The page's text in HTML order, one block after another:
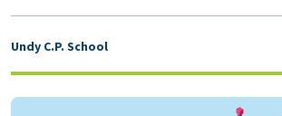
Undy C.P. School